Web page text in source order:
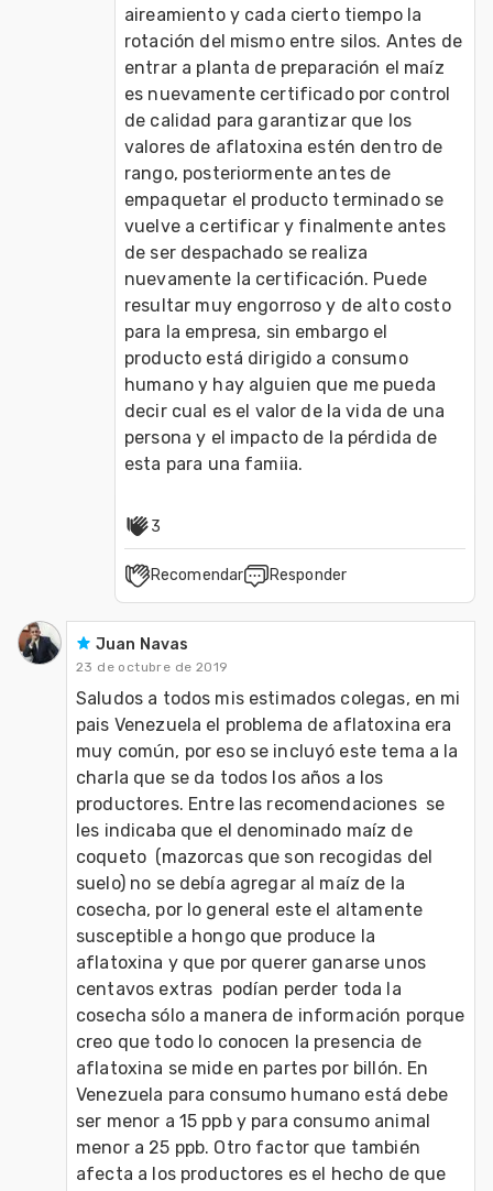
aireamiento y cada cierto tiempo la
rotación del mismo entre silos. Antes de
entrar a planta de preparación el maíz
es nuevamente certificado por control
de calidad para garantizar que los
valores de aflatoxina estén dentro de
rango, posteriormente antes de
empaquetar el producto terminado se
vuelve a certificar y finalmente antes
de ser despachado se realiza
nuevamente la certificación. Puede
resultar muy engorroso y de alto costo
para la empresa, sin embargo el
producto está dirigido a consumo
humano y hay alguien que me pueda
decir cual es el valor de la vida de una
persona y el impacto de la pérdida de
esta para una famiia.
3
Recomendar Responder
Juan Navas
23 de octubre de 2019
Saludos a todos mis estimados colegas, en mi
pais Venezuela el problema de aflatoxina era
muy común, por eso se incluyó este tema a la
charla que se da todos los años a los
productores. Entre las recomendaciones  se
les indicaba que el denominado maíz de
coqueto  (mazorcas que son recogidas del
suelo) no se debía agregar al maíz de la
cosecha, por lo general este el altamente
susceptible a hongo que produce la
aflatoxina y que por querer ganarse unos
centavos extras  podían perder toda la
cosecha sólo a manera de información porque
creo que todo lo conocen la presencia de
aflatoxina se mide en partes por billón. En
Venezuela para consumo humano está debe
ser menor a 15 ppb y para consumo animal
menor a 25 ppb. Otro factor que también
afecta a los productores es el hecho de que